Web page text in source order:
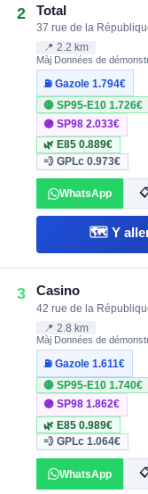
2 Total
37 rue de la
📍 2.2 km
Màj Données de
⛽ Gazole1.794€
🔴 SP95-E101.726€
🟣 SP982.033€
🌿 E850.889€
💨 GPLc0.973€
WhatsApp
🗺️ Y
3 Casino
42 rue de la
📍 2.8 km
Màj Données de
⛽ Gazole1.611€
🔴 SP95-E101.740€
🟣 SP981.862€
🌿 E850.989€
💨 GPLc1.064€
WhatsApp